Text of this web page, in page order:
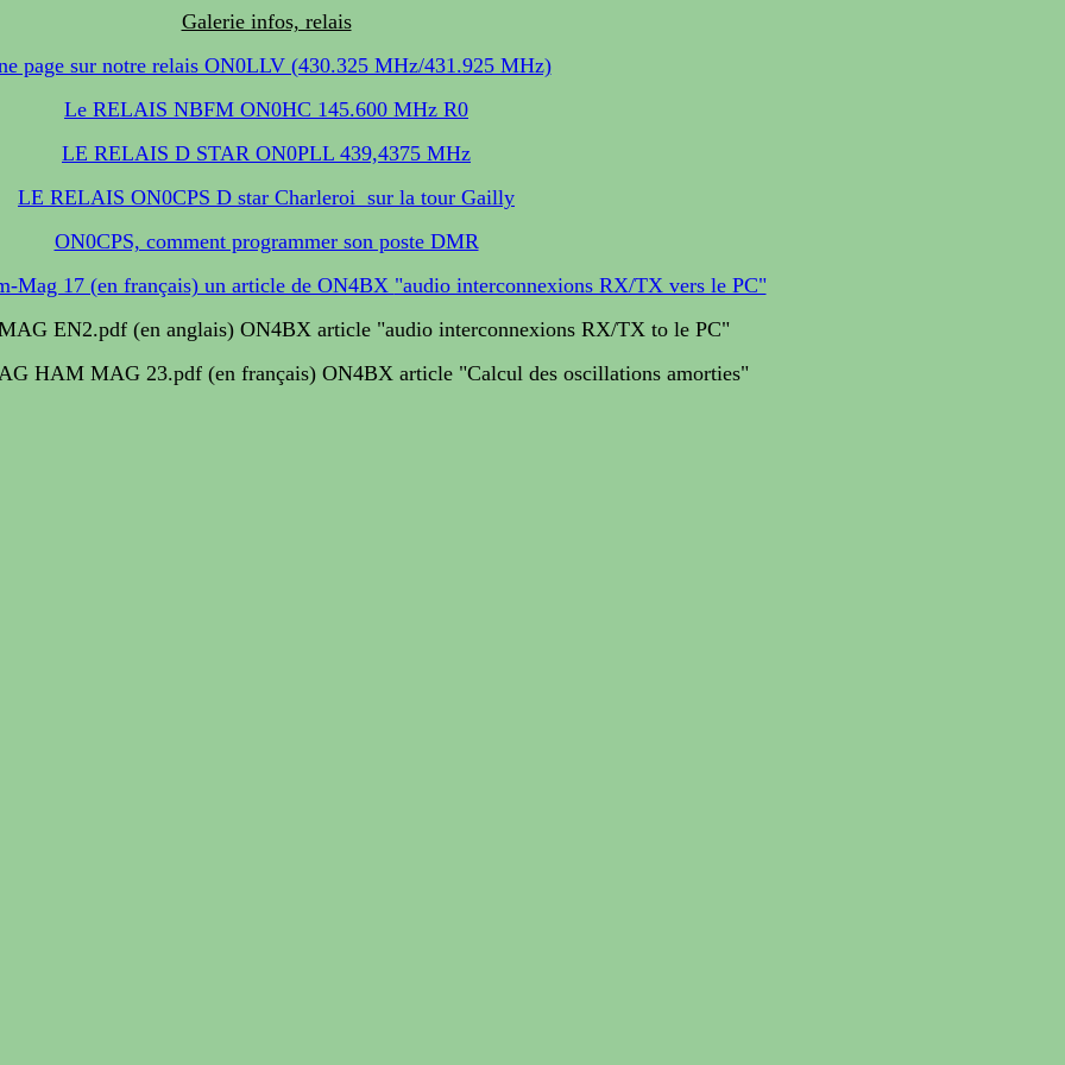
Galerie infos, relais
page sur notre relais ON0LLV (430.325 MHz/431.925 MHz)
Le RELAIS NBFM ON0HC 145.600 MHz R0
LE RELAIS D STAR ON0PLL 439,4375 MHz
LE RELAIS ON0CPS D star Charleroi sur la tour Gailly
ON0CPS, comment programmer son poste DMR
Mag 17 (en français) un article de ON4BX "audio interconnexions RX/TX vers le PC"
EN2.pdf (en anglais) ON4BX article "audio interconnexions RX/TX to le PC"
HAM MAG 23.pdf (en français) ON4BX article "Calcul des oscillations amorties"